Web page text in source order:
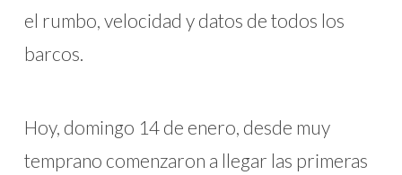
el rumbo, velocidad y datos de todos los
barcos.
Hoy, domingo 14 de enero, desde muy
temprano comenzaron a llegar las primeras